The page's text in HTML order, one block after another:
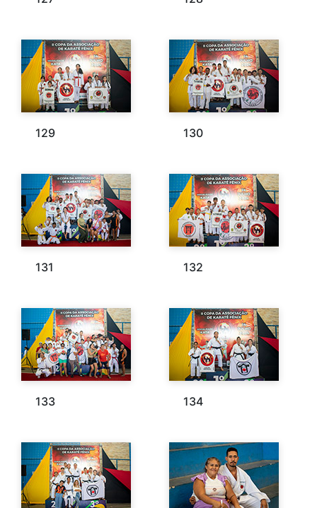
129 130
131 132
133 134